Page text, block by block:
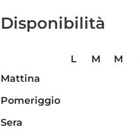
Disponibilità
L M M
Mattina
Pomeriggio
Sera